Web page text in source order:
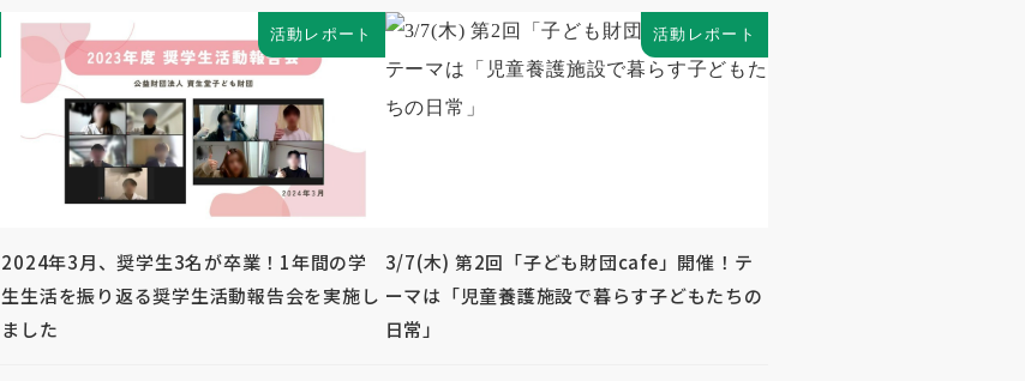
活動レポート
2024年3月、奨学生3名が卒業！1年間の学
生生活を振り返る奨学生活動報告会を実施し
ました
活動レポート
3/7(木) 第2回「子ども財団cafe」開催！テ
ーマは「児童養護施設で暮らす子どもたちの
日常」